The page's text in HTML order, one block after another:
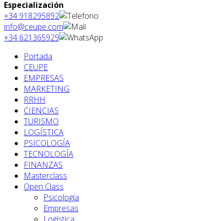
Especialización
+34 918295892
info@ceupe.com
+34 621365929
Portada
CEUPE
EMPRESAS
MARKETING
RRHH
CIENCIAS
TURISMO
LOGÍSTICA
PSICOLOGÍA
TECNOLOGÍA
FINANZAS
Masterclass
Open Class
Psicología
Empresas